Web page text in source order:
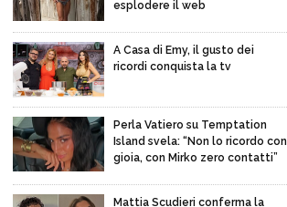
esplodere il web
A Casa di Emy, il gusto dei
ricordi conquista la tv
Perla Vatiero su Temptation
Island svela: “Non lo ricordo con
gioia, con Mirko zero contatti”
Mattia Scudieri conferma la